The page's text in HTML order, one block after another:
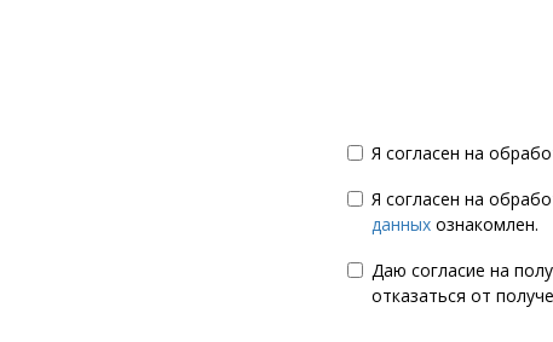
Я согласен на
Я согласен на
данных ознакомлен.
Даю согласие на
отказаться от